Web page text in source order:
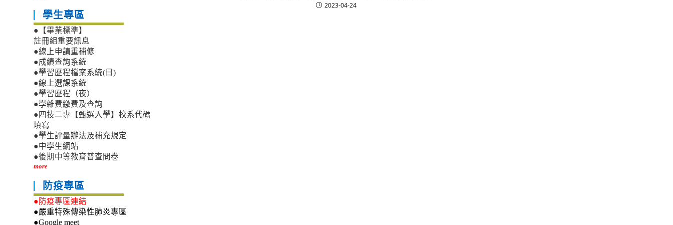
2023-04-24
學生專區
●【畢業標準】
註冊組重要訊息
●線上申請重補修
●成績查詢系統
●學習歷程檔案系統(日)
●線上選課系統
●學習歷程（夜）
●學雜費繳費及查詢
●四技二專【甄選入學】校系代碼
填寫
●學生評量辦法及補充規定
●中學生網站
●後期中等教育普查問卷
more
防疫專區
●防疫專區連結
●嚴重特殊傳染性肺炎專區
●Google meet